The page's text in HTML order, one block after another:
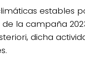
estables
la campaña
dicha